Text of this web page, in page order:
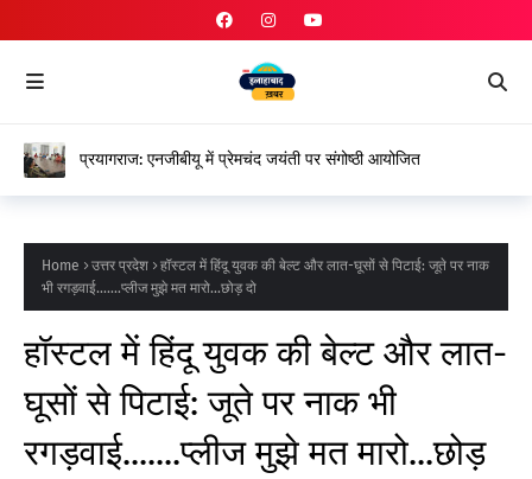
प्रयागराज: एनजीबीयू में प्रेमचंद जयंती पर संगोष्ठी आयोजित
Home उत्तर प्रदेश
हॉस्टल में हिंदू युवक की बेल्ट और लात-घूसों ​से पिटाई: जूते पर नाक
भी रगड़वाई.......प्लीज मुझे मत मारो...छोड़ दो
हॉस्टल में हिंदू युवक की बेल्ट और लात-
घूसों ​से पिटाई: जूते पर नाक भी
रगड़वाई.......प्लीज मुझे मत मारो...छोड़